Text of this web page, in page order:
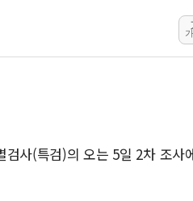
강원 중·
청양 밭
폭염에 車
李대통령
'호우 특
주말 무
오세훈 "용
가
사(특검)의 오는 5일 2차 조사